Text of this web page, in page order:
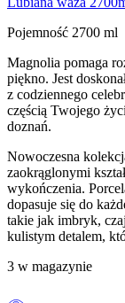
Pojemność 2700 ml
Magnolia pomaga
piękno. Jest
z codziennego
częścią Twojego
doznań.
Nowoczesna
zaokrąglonymi
wykończenia.
dopasuje się do
takie jak imbryk,
kulistym detalem,
3 w magazynie